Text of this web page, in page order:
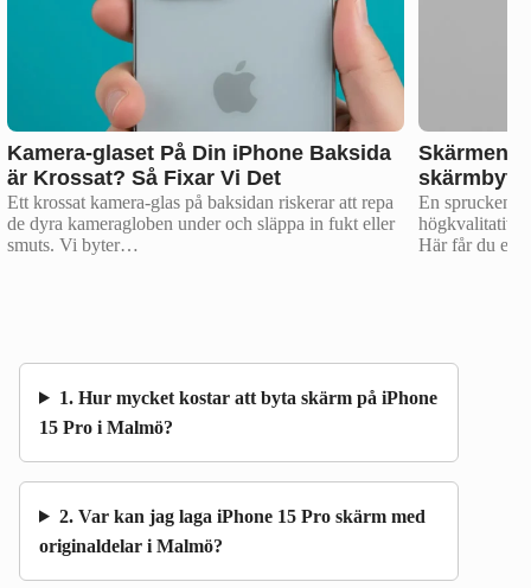
Kamera-glaset På Din iPhone Baksida
är Krossat? Så Fixar Vi Det
Ett krossat kamera-glas på baksidan riskerar att repa
de dyra kameragloben under och släppa in fukt eller
smuts. Vi byter…
Skärmen
En sprucken
högkvalitativa
Här får du ett
1. Hur mycket kostar att byta skärm på iPhone
15 Pro i Malmö?
2. Var kan jag laga iPhone 15 Pro skärm med
originaldelar i Malmö?